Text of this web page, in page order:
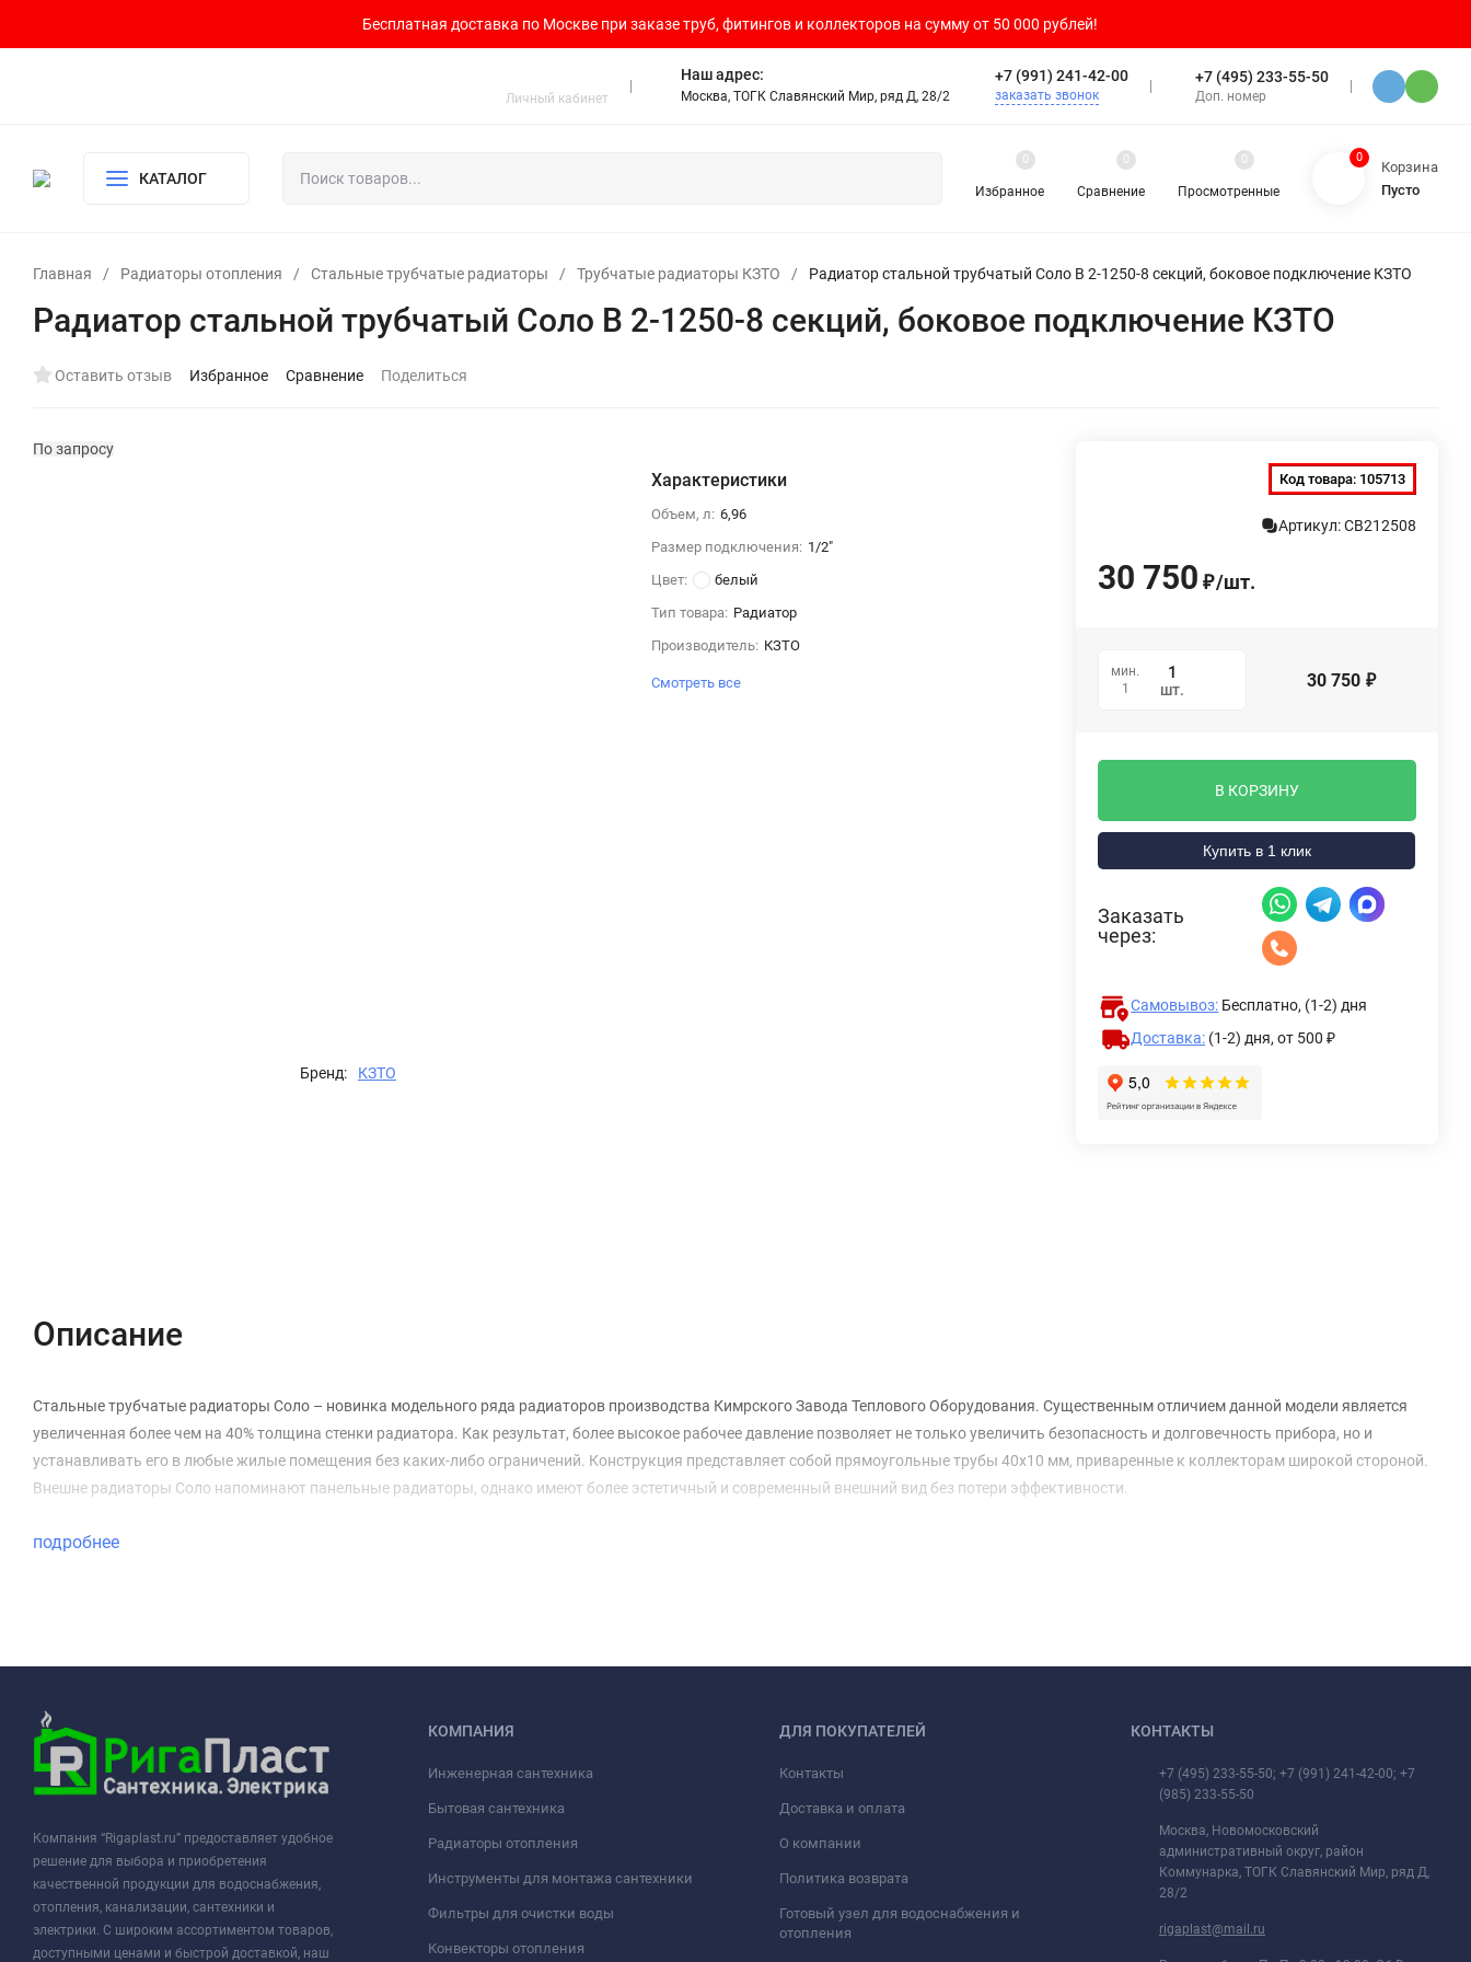
Бесплатная доставка по Москве при заказе труб, фитингов и коллекторов на сумму от 50 000 рублей!
Личный кабинет
Наш адрес:
Москва, ТОГК Славянский Мир, ряд Д, 28/2
+7 (991) 241-42-00
заказать звонок
+7 (495) 233-55-50
Доп. номер
КАТАЛОГ
Избранное
0
Сравнение
0
Просмотренные
0 0
Корзина
Пусто
Главная / Радиаторы отопления / Стальные трубчатые радиаторы / Трубчатые радиаторы КЗТО / Радиатор стальной трубчатый Соло В 2-1250-8 секций, боковое подключение КЗТО
Радиатор стальной трубчатый Соло В 2-1250-8 секций, боковое подключение КЗТО
Оставить отзыв Избранное Сравнение Поделиться
По запросу
Бренд: КЗТО
Характеристики
Объем, л: 6,96
Размер подключения: 1/2"
Цвет:
белый
Тип товара: Радиатор
Производитель: КЗТО
Смотреть все
Код товара: 105713
Артикул: СВ212508
30 750 ₽/шт.
мин.
1
шт. 30 750 ₽
В КОРЗИНУ
Купить в 1 клик
Заказать
через:
Самовывоз: Бесплатно, (1-2) дня
Доставка: (1-2) дня,от 500 ₽
Описание
Стальные трубчатые радиаторы Соло – новинка модельного ряда радиаторов производства Кимрского Завода Теплового Оборудования. Существенным отличием данной модели является
увеличенная более чем на 40% толщина стенки радиатора. Как результат, более высокое рабочее давление позволяет не только увеличить безопасность и долговечность прибора, но и
устанавливать его в любые жилые помещения без каких-либо ограничений. Конструкция представляет собой прямоугольные трубы 40х10 мм, приваренные к коллекторам широкой стороной.
Внешне радиаторы Соло напоминают панельные радиаторы, однако имеют более эстетичный и современный внешний вид без потери эффективности.
подробнее
Компания “Rigaplast.ru” предоставляет удобное
решение для выбора и приобретения
качественной продукции для водоснабжения,
отопления, канализации, сантехники и
электрики. С широким ассортиментом товаров,
доступными ценами и быстрой доставкой, наш
КОМПАНИЯ
Инженерная сантехника
Бытовая сантехника
Радиаторы отопления
Инструменты для монтажа сантехники
Фильтры для очистки воды
Конвекторы отопления
ДЛЯ ПОКУПАТЕЛЕЙ
Контакты
Доставка и оплата
О компании
Политика возврата
Готовый узел для водоснабжения и
отопления
КОНТАКТЫ
+7 (495) 233-55-50; +7 (991) 241-42-00; +7
(985) 233-55-50
Москва, Новомосковский
административный округ, район
Коммунарка, ТОГК Славянский Мир, ряд Д,
28/2
rigaplast@mail.ru